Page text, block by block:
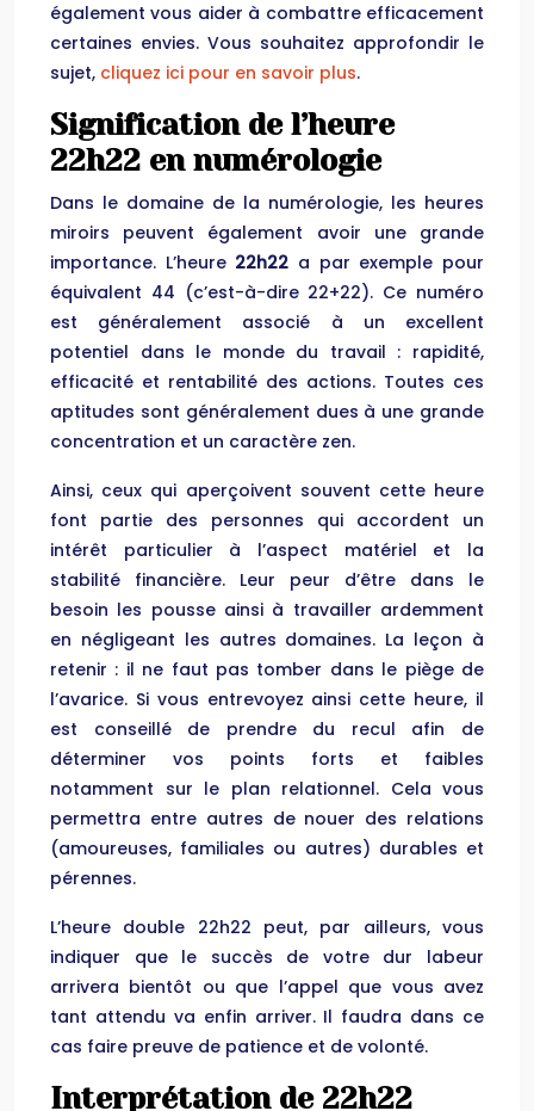
également vous aider à combattre efficacement
certaines envies. Vous souhaitez approfondir le
sujet, cliquez ici pour en savoir plus.
Signification de l’heure
22h22 en numérologie
Dans le domaine de la numérologie, les heures
miroirs peuvent également avoir une grande
importance. L’heure 22h22 a par exemple pour
équivalent 44 (c’est-à-dire 22+22). Ce numéro
est généralement associé à un excellent
potentiel dans le monde du travail : rapidité,
efficacité et rentabilité des actions. Toutes ces
aptitudes sont généralement dues à une grande
concentration et un caractère zen.
Ainsi, ceux qui aperçoivent souvent cette heure
font partie des personnes qui accordent un
intérêt particulier à l’aspect matériel et la
stabilité financière. Leur peur d’être dans le
besoin les pousse ainsi à travailler ardemment
en négligeant les autres domaines. La leçon à
retenir : il ne faut pas tomber dans le piège de
l’avarice. Si vous entrevoyez ainsi cette heure, il
est conseillé de prendre du recul afin de
déterminer vos points forts et faibles
notamment sur le plan relationnel. Cela vous
permettra entre autres de nouer des relations
(amoureuses, familiales ou autres) durables et
pérennes.
L’heure double 22h22 peut, par ailleurs, vous
indiquer que le succès de votre dur labeur
arrivera bientôt ou que l’appel que vous avez
tant attendu va enfin arriver. Il faudra dans ce
cas faire preuve de patience et de volonté.
Interprétation de 22h22